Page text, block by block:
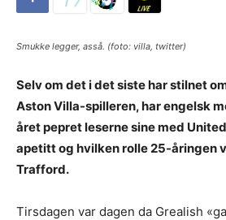
Smukke legger, asså. (foto: villa, twitter)
Selv om det i det siste har stilnet
Aston Villa-spilleren, har engelsk
året pepret leserne sine med
apetitt og hvilken rolle 25-åringen
Trafford.
Tirsdagen var dagen da Grealish